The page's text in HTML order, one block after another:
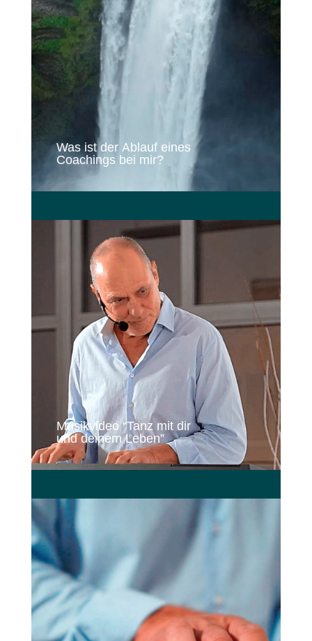
Was ist der Ablauf eines
Coachings bei mir?
Musikvideo “Tanz mit dir
und deinem Leben”